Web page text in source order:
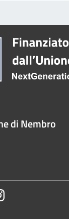
di Nembro
Instagram